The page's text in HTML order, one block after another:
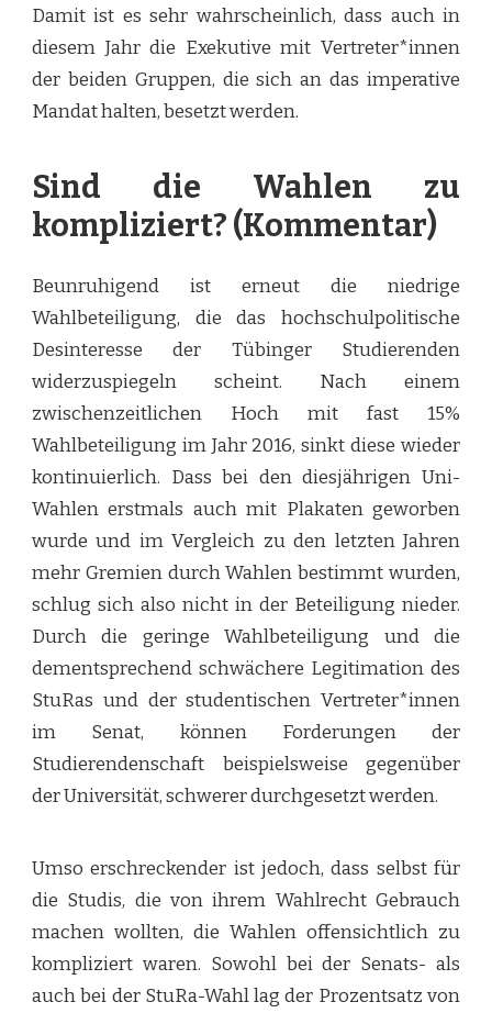
Damit ist es sehr wahrscheinlich, dass auch in
diesem Jahr die Exekutive mit Vertreter*innen
der beiden Gruppen, die sich an das imperative
Mandat halten, besetzt werden.
Sind die Wahlen zu
kompliziert? (Kommentar)
Beunruhigend ist erneut die niedrige
Wahlbeteiligung, die das hochschulpolitische
Desinteresse der Tübinger Studierenden
widerzuspiegeln scheint. Nach einem
zwischenzeitlichen Hoch mit fast 15%
Wahlbeteiligung im Jahr 2016, sinkt diese wieder
kontinuierlich. Dass bei den diesjährigen Uni-
Wahlen erstmals auch mit Plakaten geworben
wurde und im Vergleich zu den letzten Jahren
mehr Gremien durch Wahlen bestimmt wurden,
schlug sich also nicht in der Beteiligung nieder.
Durch die geringe Wahlbeteiligung und die
dementsprechend schwächere Legitimation des
StuRas und der studentischen Vertreter*innen
im Senat, können Forderungen der
Studierendenschaft beispielsweise gegenüber
der Universität, schwerer durchgesetzt werden.
Umso erschreckender ist jedoch, dass selbst für
die Studis, die von ihrem Wahlrecht Gebrauch
machen wollten, die Wahlen offensichtlich zu
kompliziert waren. Sowohl bei der Senats- als
auch bei der StuRa-Wahl lag der Prozentsatz von